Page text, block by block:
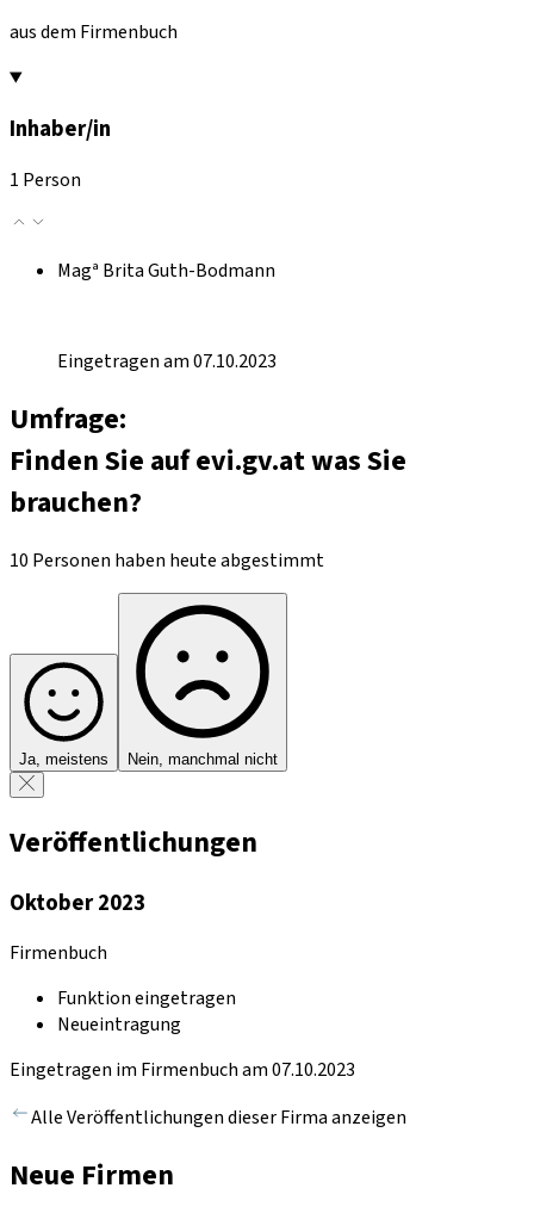
aus dem Firmenbuch
Inhaber/in
1 Person
Magª Brita Guth-Bodmann
Eingetragen am 07.10.2023
Umfrage:
Finden Sie auf evi.gv.at was Sie
brauchen?
10 Personen haben heute abgestimmt
Ja, meistens Nein, manchmal nicht
Veröffentlichungen
Oktober 2023
Firmenbuch
Funktion eingetragen
Neueintragung
Eingetragen im Firmenbuch am 07.10.2023
Alle Veröffentlichungen dieser Firma anzeigen
Neue Firmen